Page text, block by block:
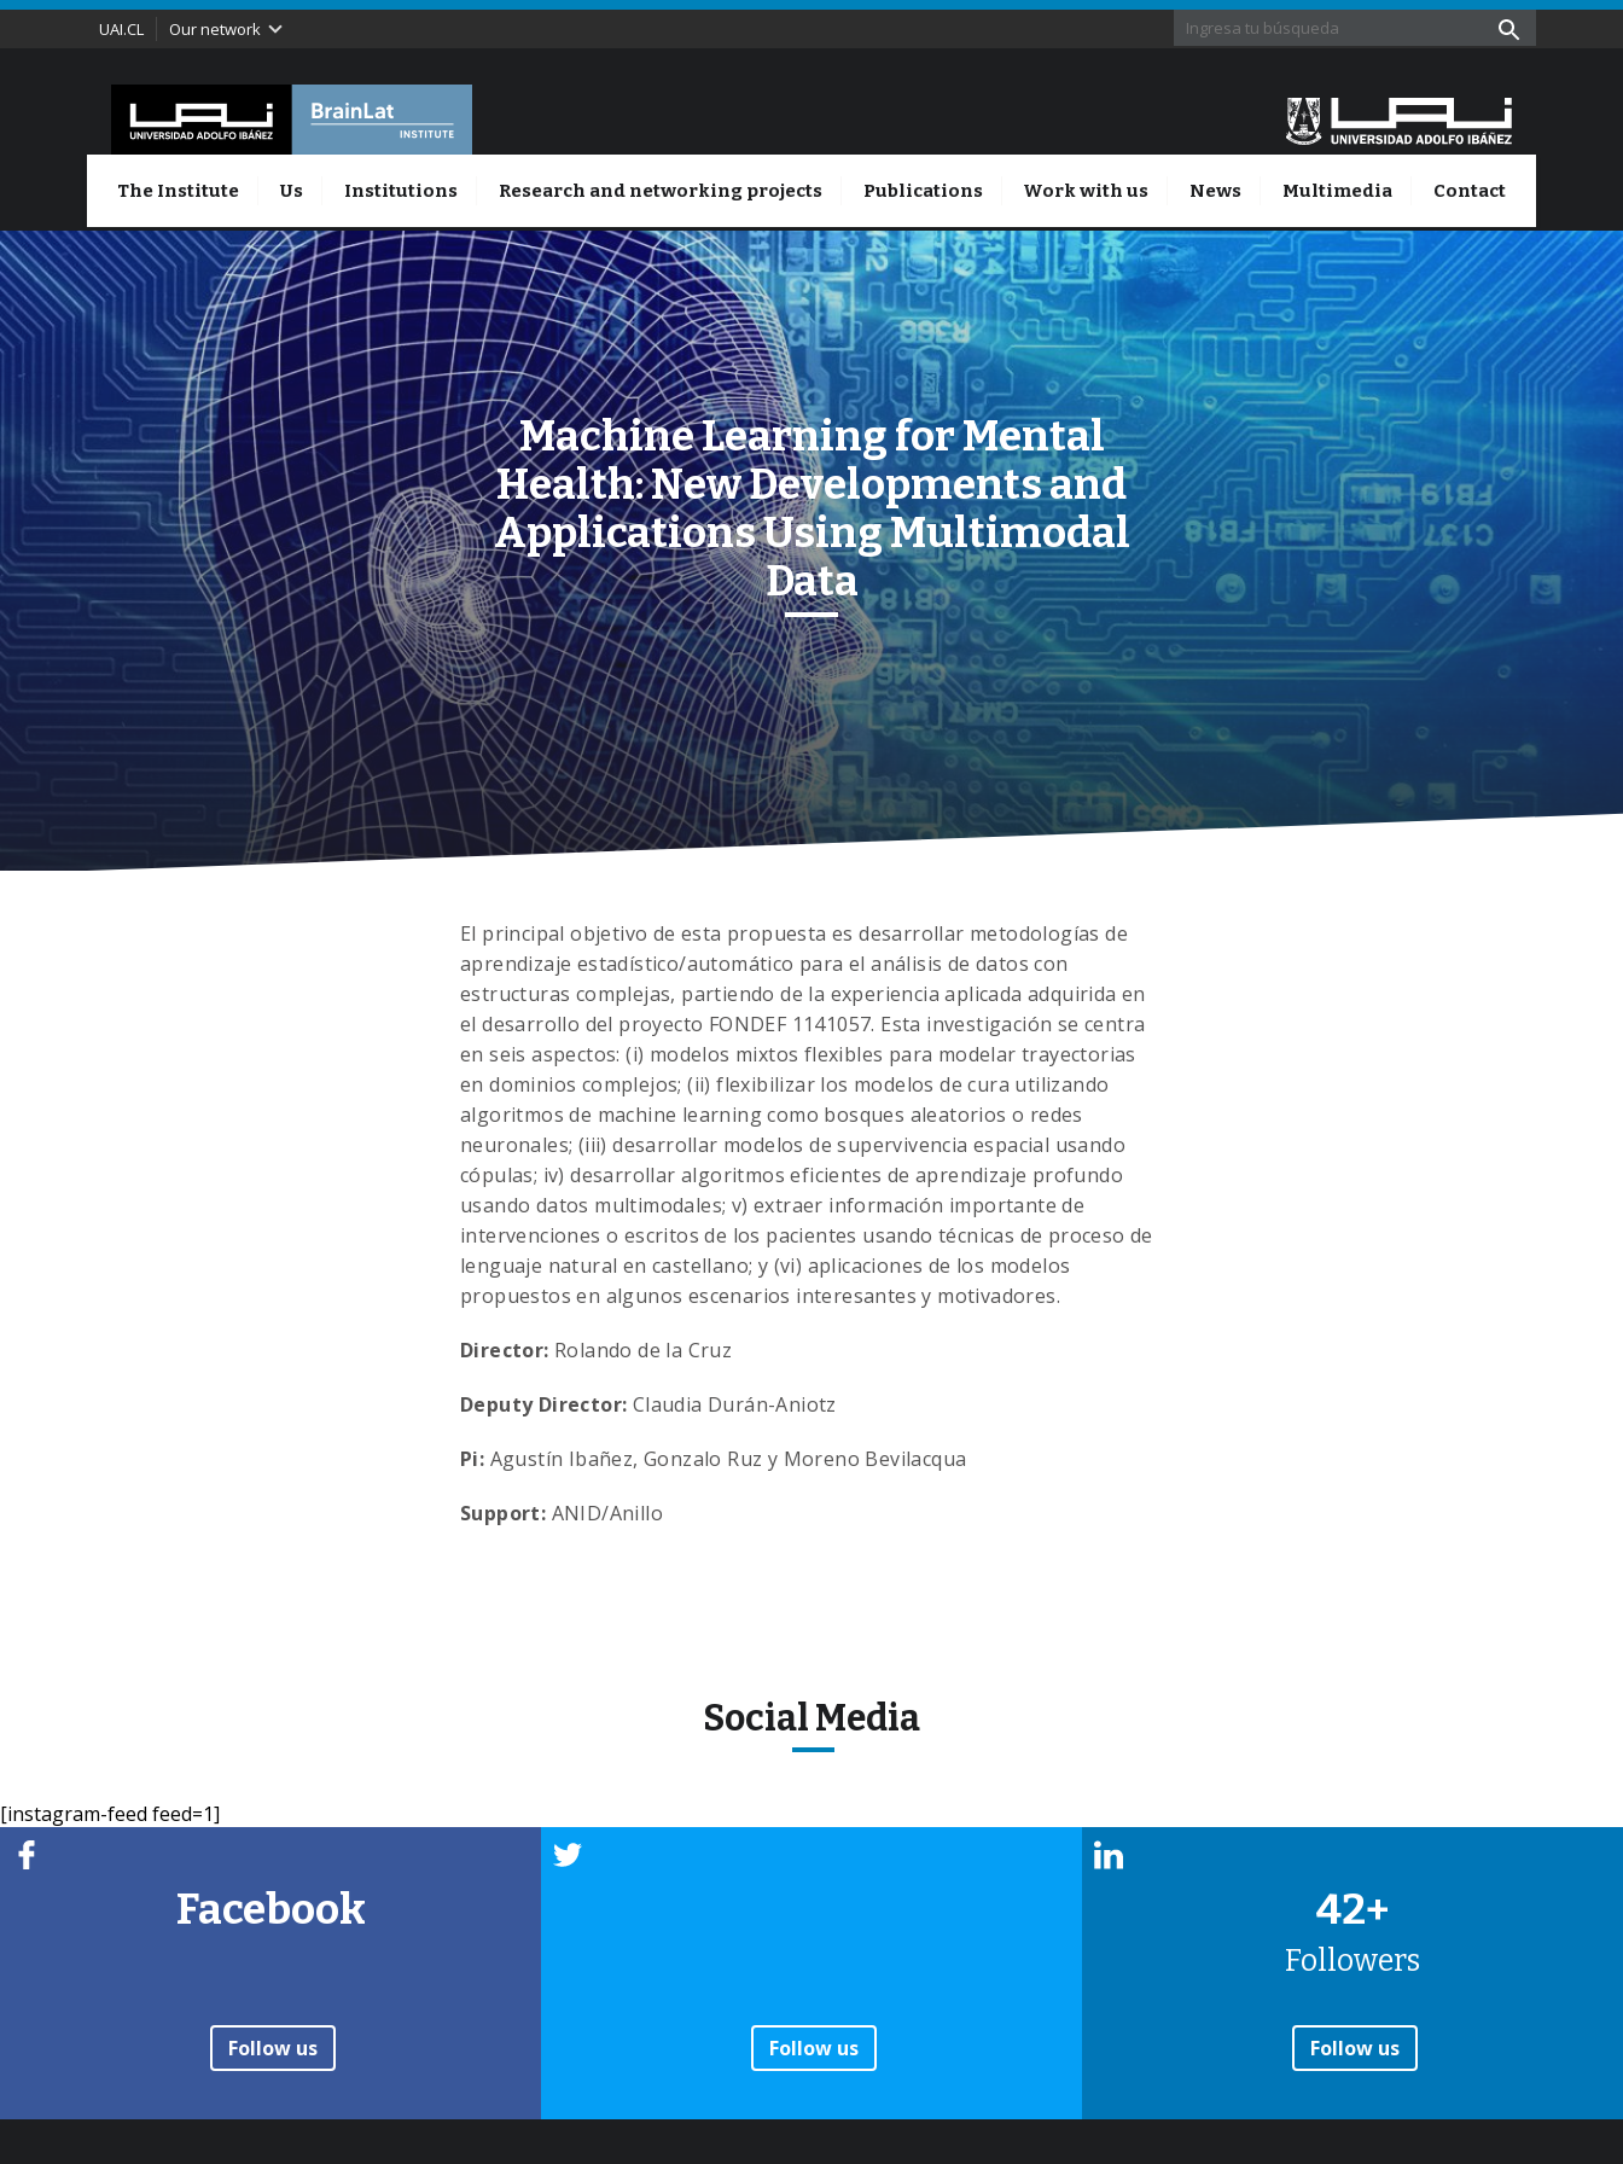
UAI.CL Our network
The Institute Us Institutions Research and networking projects Publications Work with us News Multimedia Contact
Machine Learning for Mental
Health: New Developments and
Applications Using Multimodal
Data
El principal objetivo de esta propuesta es desarrollar metodologías de
aprendizaje estadístico/automático para el análisis de datos con
estructuras complejas, partiendo de la experiencia aplicada adquirida en
el desarrollo del proyecto FONDEF 1141057. Esta investigación se centra
en seis aspectos: (i) modelos mixtos flexibles para modelar trayectorias
en dominios complejos; (ii) flexibilizar los modelos de cura utilizando
algoritmos de machine learning como bosques aleatorios o redes
neuronales; (iii) desarrollar modelos de supervivencia espacial usando
cópulas; iv) desarrollar algoritmos eficientes de aprendizaje profundo
usando datos multimodales; v) extraer información importante de
intervenciones o escritos de los pacientes usando técnicas de proceso de
lenguaje natural en castellano; y (vi) aplicaciones de los modelos
propuestos en algunos escenarios interesantes y motivadores.
Director: Rolando de la Cruz
Deputy Director: Claudia Durán-Aniotz
Pi: Agustín Ibañez, Gonzalo Ruz y Moreno Bevilacqua
Support: ANID/Anillo
Social Media
[instagram-feed feed=1]
Facebook
Follow us Follow us
42+
Followers
Follow us